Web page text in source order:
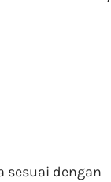
sesuai dengan